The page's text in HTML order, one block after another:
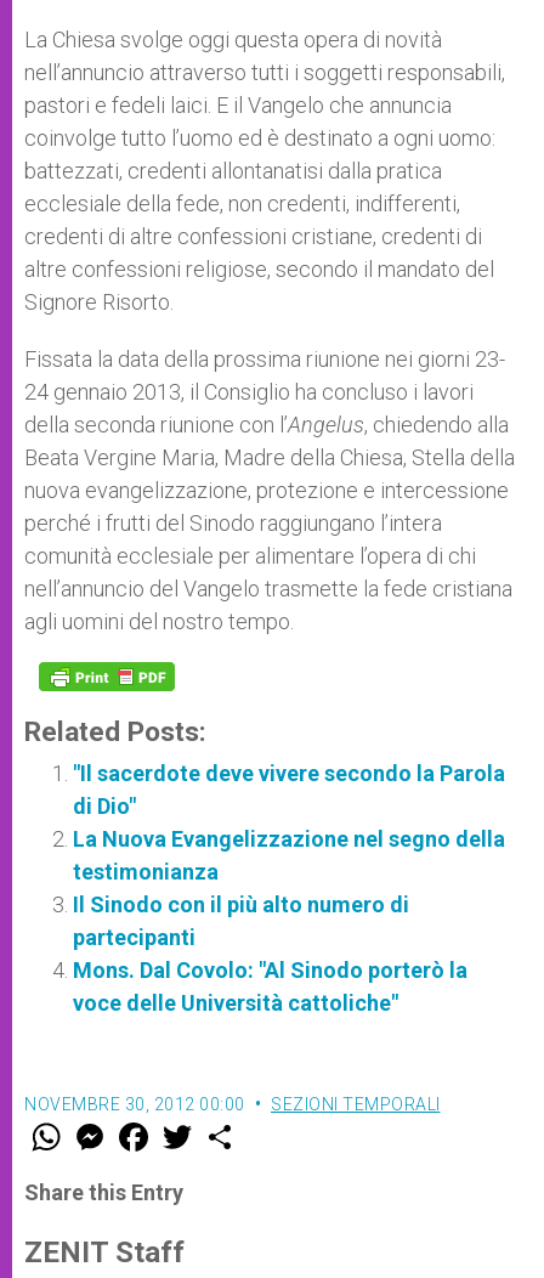
La Chiesa svolge oggi questa opera di novità
nell’annuncio attraverso tutti i soggetti responsabili,
pastori e fedeli laici. E il Vangelo che annuncia
coinvolge tutto l’uomo ed è destinato a ogni uomo:
battezzati, credenti allontanatisi dalla pratica
ecclesiale della fede, non credenti, indifferenti,
credenti di altre confessioni cristiane, credenti di
altre confessioni religiose, secondo il mandato del
Signore Risorto.
Fissata la data della prossima riunione nei giorni 23-
24 gennaio 2013, il Consiglio ha concluso i lavori
della seconda riunione con l’Angelus, chiedendo alla
Beata Vergine Maria, Madre della Chiesa, Stella della
nuova evangelizzazione, protezione e intercessione
perché i frutti del Sinodo raggiungano l’intera
comunità ecclesiale per alimentare l’opera di chi
nell’annuncio del Vangelo trasmette la fede cristiana
agli uomini del nostro tempo.
Related Posts:
"Il sacerdote deve vivere secondo la Parola
di Dio"
La Nuova Evangelizzazione nel segno della
testimonianza
Il Sinodo con il più alto numero di
partecipanti
Mons. Dal Covolo: "Al Sinodo porterò la
voce delle Università cattoliche"
NOVEMBRE 30, 2012 00:00 SEZIONI TEMPORALI
W
t
s
p
p
M
e
s
e
g
e
F
a
e
b
o
k
w
Share this Entry
ZENIT Staff